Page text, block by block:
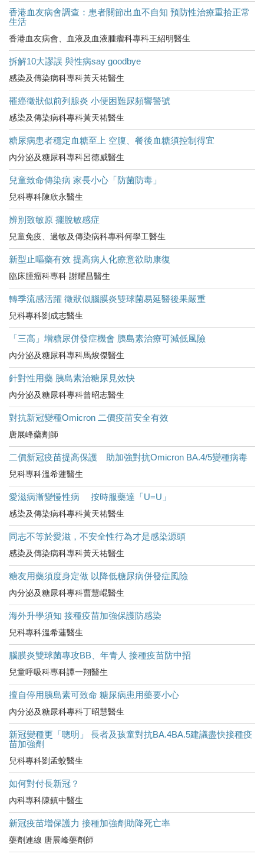
香港血友病會調查：患者關節出血不自知 預防性治療重拾正常
生活
香港血友病會、血液及血液腫瘤科專科王紹明醫生
拆解10大謬誤 與性病say goodbye
感染及傳染病科專科黃天祐醫生
罹癌徵狀似前列腺炎 小便困難尿頻響警號
感染及傳染病科專科黃天祐醫生
糖尿病患者穩定血糖至上 空腹、餐後血糖須控制得宜
內分泌及糖尿科專科呂德威醫生
兒童致命傳染病 家長小心「防菌防毒」
兒科專科陳欣永醫生
辨別致敏原 擺脫敏感症
兒童免疫、過敏及傳染病科專科何學工醫生
新型止嘔藥有效 提高病人化療意欲助康復
臨床腫瘤科專科 謝耀昌醫生
轉季流感活躍 徵狀似腦膜炎雙球菌易延醫後果嚴重
兒科專科劉成志醫生
「三高」增糖尿併發症機會 胰島素治療可減低風險
內分泌及糖尿科專科馬焌傑醫生
針對性用藥 胰島素治糖尿見效快
內分泌及糖尿科專科曾昭志醫生
對抗新冠變種Omicron 二價疫苗安全有效
唐展峰藥劑師
二價新冠疫苗提高保護 助加強對抗Omicron BA.4/5變種病毒
兒科專科溫希蓮醫生
愛滋病漸變慢性病 按時服藥達「U=U」
感染及傳染病科專科黃天祐醫生
同志不等於愛滋，不安全性行為才是感染源頭
感染及傳染病科專科黃天祐醫生
糖友用藥須度身定做 以降低糖尿病併發症風險
內分泌及糖尿科專科曹慧崐醫生
海外升學須知 接種疫苗加強保護防感染
兒科專科溫希蓮醫生
腦膜炎雙球菌專攻BB、年青人 接種疫苗防中招
兒童呼吸科專科譚一翔醫生
擅自停用胰島素可致命 糖尿病患用藥要小心
內分泌及糖尿科專科丁昭慧醫生
新冠變種更「聰明」 長者及孩童對抗BA.4BA.5建議盡快接種疫
苗加強劑
兒科專科劉孟蛟醫生
如何對付長新冠？
內科專科陳鎮中醫生
新冠疫苗增保護力 接種加強劑助降死亡率
藥劑連線 唐展峰藥劑師